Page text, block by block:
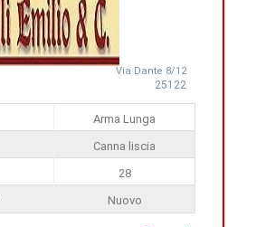
Via Dante 8/12
25122
Arma Lunga
Canna liscia
28
Nuovo